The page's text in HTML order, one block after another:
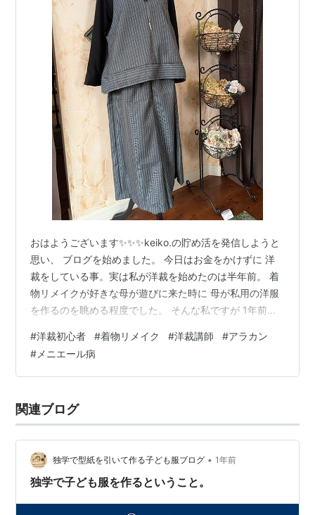
おはようございます✨️✨️✨️keiko.の貯め活を発信しようと
思い、 ブログを始めました。 今日はお金をかけずに 洋
裁をしている事。実は私が洋裁を始めたのは半年前。 着
物リメイクが好きな母が遊びに来た時に 母が私用の洋服
を作るのを眺める程度でした。 そんな私ですが 1年前か
大好きなのですが 家にある糸やボタン、道具を使いお金
をかけずに しています。それでも接着芯やミシンの修理
に お金はかかるので０ではありません。 私も真似して洋
に挑戦しました。 完成したのはこちら↑どうでしょう？
なかな…
#洋裁初心者 #着物リメイク #洋裁講師 #アラカン
# メニエール病
関連ブログ
独学で型紙を引いて作る子ども服ブログ • 1年前
独学で子ども服を作るということ。